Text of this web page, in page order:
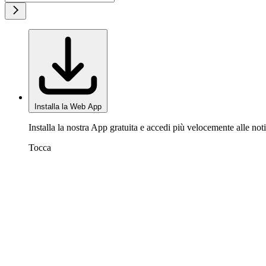
Installa la Web App
Installa la nostra App gratuita e accedi più velocemente alle
Tocca